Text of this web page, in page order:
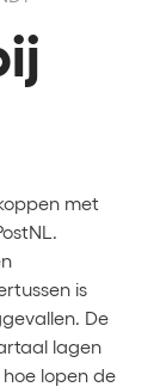
met
is
De
lagen
lopen de